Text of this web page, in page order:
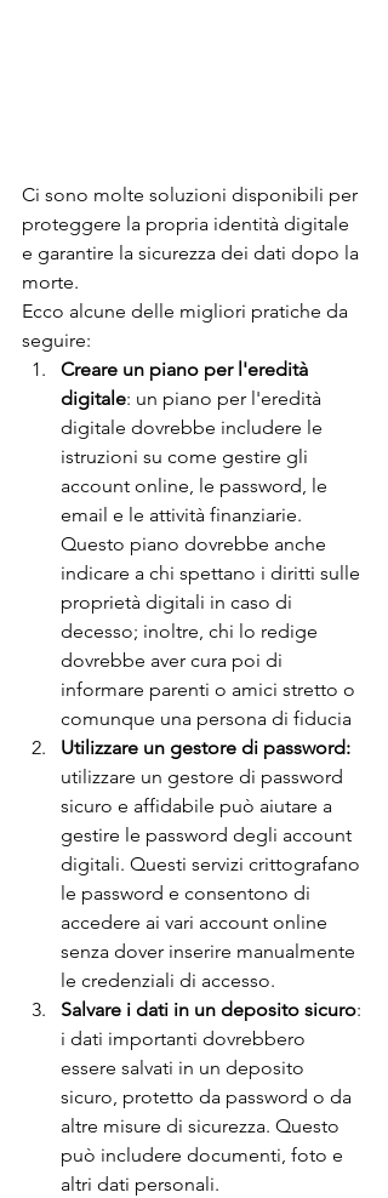
Ci sono molte soluzioni disponibili per
proteggere la propria identità digitale
e garantire la sicurezza dei dati dopo la
morte.
Ecco alcune delle migliori pratiche da
seguire:
Creare un piano per l'eredità
digitale: un piano per l'eredità
digitale dovrebbe includere le
istruzioni su come gestire gli
account online, le password, le
email e le attività finanziarie.
Questo piano dovrebbe anche
indicare a chi spettano i diritti sulle
proprietà digitali in caso di
decesso; inoltre, chi lo redige
dovrebbe aver cura poi di
informare parenti o amici stretto o
comunque una persona di fiducia
Utilizzare un gestore di password:
utilizzare un gestore di password
sicuro e affidabile può aiutare a
gestire le password degli account
digitali. Questi servizi crittografano
le password e consentono di
accedere ai vari account online
senza dover inserire manualmente
le credenziali di accesso.
Salvare i dati in un deposito sicuro:
i dati importanti dovrebbero
essere salvati in un deposito
sicuro, protetto da password o da
altre misure di sicurezza. Questo
può includere documenti, foto e
altri dati personali.